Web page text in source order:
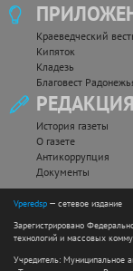
Краеведческий
Кипяток
Кладезь
Благовест
РЕДАКЦИЯ
История газеты
О газете
Антикоррупция
Документы
Vperedsp — сетевое издание
Зарегистрировано
технологий и массовых
Учредитель: Муниципальное